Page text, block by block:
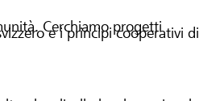
Cerchiamo progetti
e i principi cooperativi di